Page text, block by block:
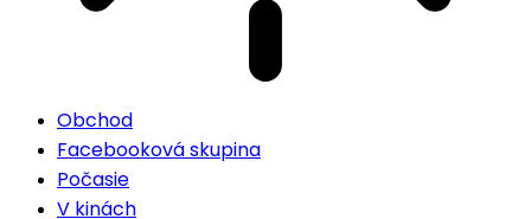
Obchod
Facebooková skupina
Počasie
V kinách